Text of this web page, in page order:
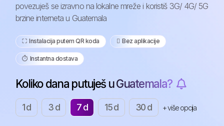
povezuješ se izravno na lokalne mreže i koristiš 3G/ 4G/ 5G
brzine interneta u Guatemala
⛶️️ Instalacija putem QR koda ️ Bez aplikacije
⏱️️ Instantna dostava
Koliko dana putuješ u Guatemala?
1 d 3 d 7 d 15 d 30 d + više opcija